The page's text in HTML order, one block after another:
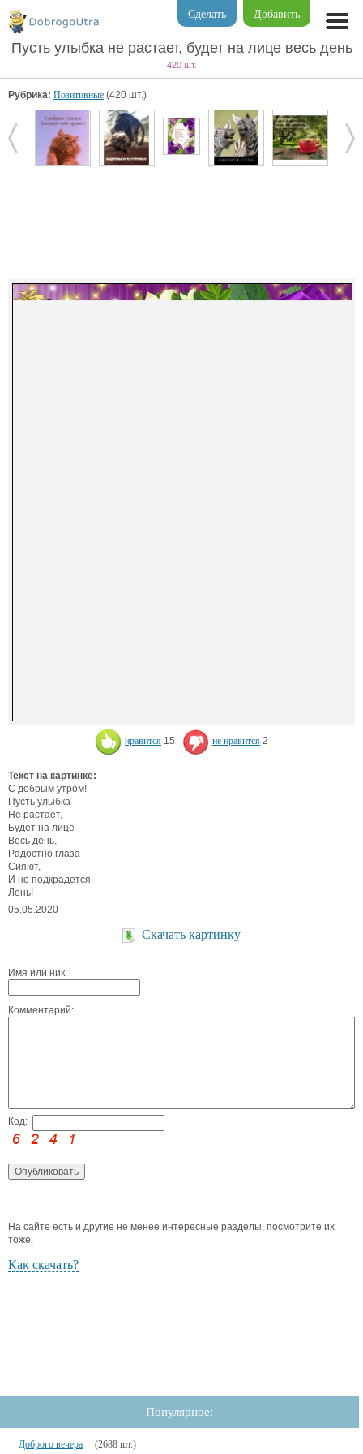
Добавить
Сделать
Пусть улыбка не растает, будет на лице весь день
420 шт.
Рубрика: Позитивные (420 шт.)
нравится 15 не нравится 2
Текст на картинке:
С добрым утром!
Пусть улыбка
Не растает,
Будет на лице
Весь день,
Радостно глаза
Сияют,
И не подкрадется
Лень!
05.05.2020
Скачать картинку
Имя или ник:
Комментарий:
Код:
На сайте есть и другие не менее интересные разделы, посмотрите их
тоже.
Как скачать?
Популярное:
Доброго вечера (2688 шт.)